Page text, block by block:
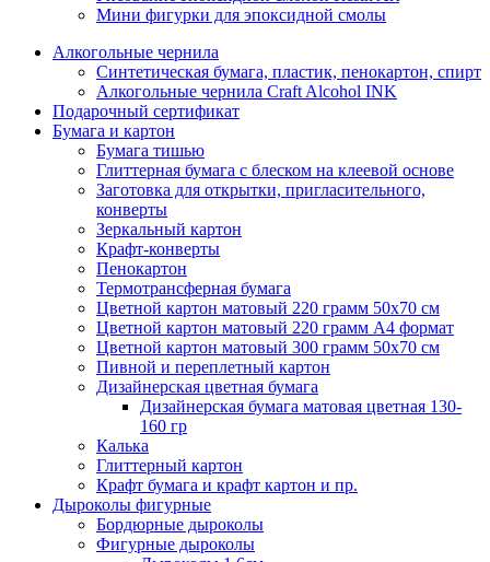
Мини фигурки для эпоксидной смолы
Алкогольные чернила
Синтетическая бумага, пластик, пенокартон, спирт
Алкогольные чернила Craft Alcohol INK
Подарочный сертификат
Бумага и картон
Бумага тишью
Глиттерная бумага с блеском на клеевой основе
Заготовка для открытки, пригласительного,
конверты
Зеркальный картон
Крафт-конверты
Пенокартон
Термотрансферная бумага
Цветной картон матовый 220 грамм 50х70 см
Цветной картон матовый 220 грамм A4 формат
Цветной картон матовый 300 грамм 50х70 см
Пивной и переплетный картон
Дизайнерская цветная бумага
Дизайнерская бумага матовая цветная 130-
160 гр
Калька
Глиттерный картон
Крафт бумага и крафт картон и пр.
Дыроколы фигурные
Бордюрные дыроколы
Фигурные дыроколы